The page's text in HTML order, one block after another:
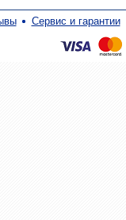
Сервис и гарантии